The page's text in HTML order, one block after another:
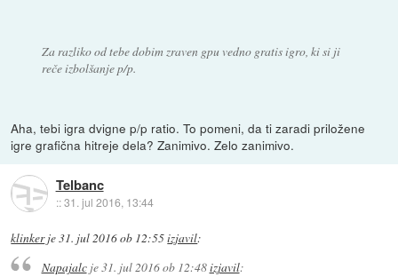
Za razliko od tebe dobim zraven gpu vedno gratis igro, ki si ji
reče izbolšanje p/p.
Aha, tebi igra dvigne p/p ratio. To pomeni, da ti zaradi priložene
igre grafična hitreje dela? Zanimivo. Zelo zanimivo.
Telbanc
::31. jul 2016, 13:44
klinkerje31. jul 2016 ob 12:55izjavil:
Napajalcje31. jul 2016 ob 12:48izjavil: